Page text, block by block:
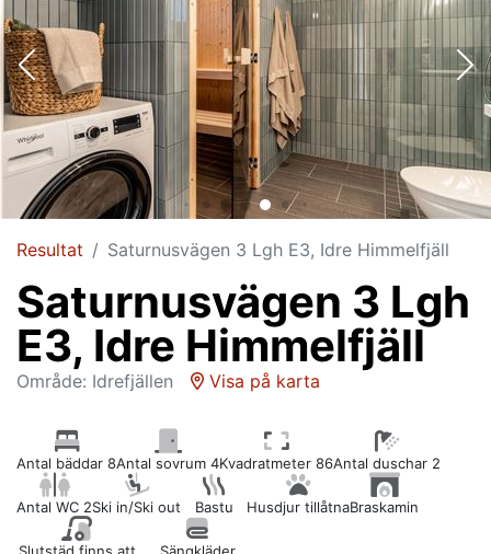
Resultat Saturnusvägen 3 Lgh E3, Idre Himmelfjäll
Saturnusvägen 3 Lgh
E3, Idre Himmelfjäll
Område: Idrefjällen Visa på karta
Antal bäddar 8Antal sovrum 4Kvadratmeter 86Antal duschar 2
Antal WC 2Ski in/Ski out Bastu Husdjur tillåtnaBraskamin